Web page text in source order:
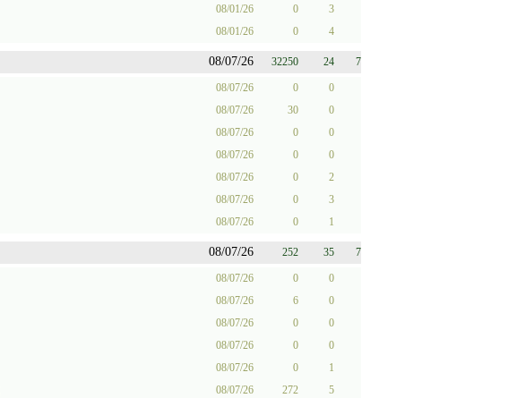
08/01/26 0 3
08/01/26 0 4
08/07/26 32250 24 7
08/07/26 0 0
08/07/26 30 0
08/07/26 0 0
08/07/26 0 0
08/07/26 0 2
08/07/26 0 3
08/07/26 0 1
08/07/26 252 35 7
08/07/26 0 0
08/07/26 6 0
08/07/26 0 0
08/07/26 0 0
08/07/26 0 1
08/07/26 272 5